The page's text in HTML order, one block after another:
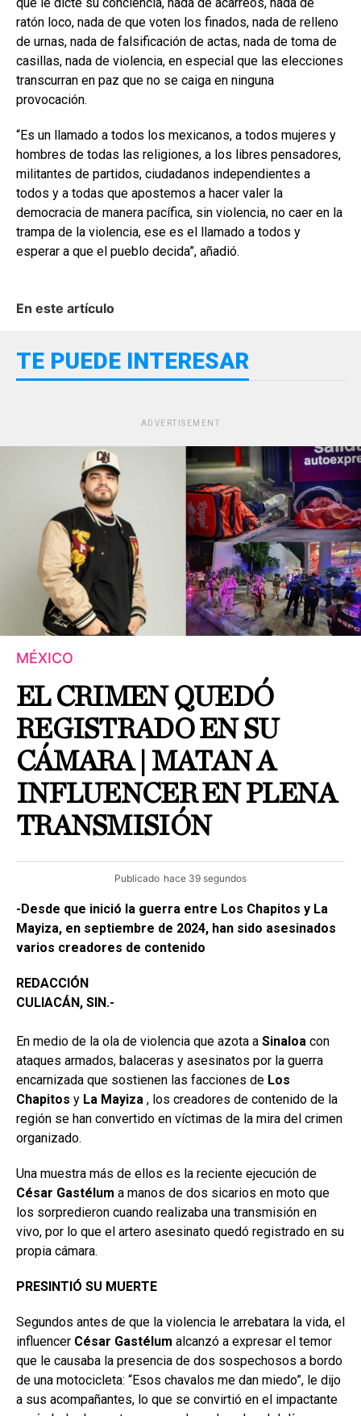
ratón loco, nada de que voten los finados, nada de relleno
de urnas, nada de falsificación de actas, nada de toma de
casillas, nada de violencia, en especial que las elecciones
transcurran en paz que no se caiga en ninguna
provocación.
“Es un llamado a todos los mexicanos, a todos mujeres y
hombres de todas las religiones, a los libres pensadores,
militantes de partidos, ciudadanos independientes a
todos y a todas que apostemos a hacer valer la
democracia de manera pacífica, sin violencia, no caer en la
trampa de la violencia, ese es el llamado a todos y
esperar a que el pueblo decida”, añadió.
En este artículo
TE PUEDE INTERESAR
ADVERTISEMENT
MÉXICO
EL CRIMEN QUEDÓ
REGISTRADO EN SU
CÁMARA | MATAN A
INFLUENCER EN PLENA
TRANSMISIÓN
Publicado hace 39 segundos
-Desde que inició la guerra entre Los Chapitos y La
Mayiza, en septiembre de 2024, han sido asesinados
varios creadores de contenido
REDACCIÓN
CULIACÁN, SIN.-
En medio de la ola de violencia que azota a Sinaloa con
ataques armados, balaceras y asesinatos por la guerra
encarnizada que sostienen las facciones de Los
Chapitos y La Mayiza , los creadores de contenido de la
región se han convertido en víctimas de la mira del crimen
organizado.
Una muestra más de ellos es la reciente ejecución de
César Gastélum a manos de dos sicarios en moto que
los sorpredieron cuando realizaba una transmisión en
vivo, por lo que el artero asesinato quedó registrado en su
propia cámara.
PRESINTIÓ SU MUERTE
Segundos antes de que la violencia le arrebatara la vida, el
influencer César Gastélum alcanzó a expresar el temor
que le causaba la presencia de dos sospechosos a bordo
de una motocicleta: “Esos chavalos me dan miedo”, le dijo
a sus acompañantes, lo que se convirtió en el impactante